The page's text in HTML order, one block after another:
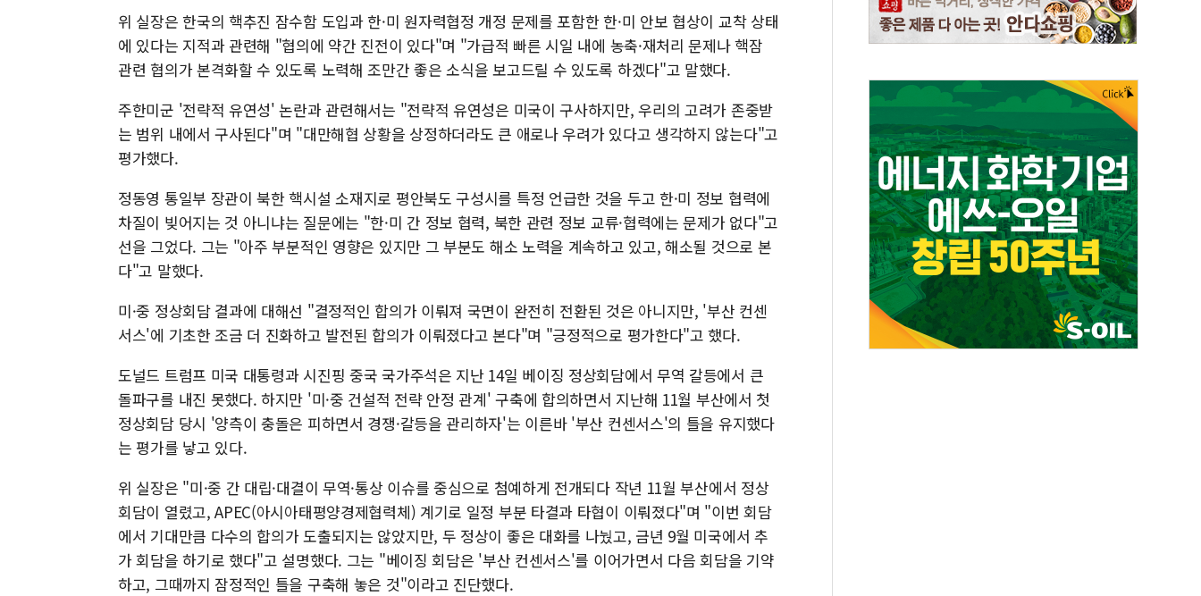
위 실장은 한국의 핵추진 잠수함 도입과 한·미 원자력협정 개정 문제를 포함한 한·미 안보 협상이 교착 상태
에 있다는 지적과 관련해 "협의에 약간 진전이 있다"며 "가급적 빠른 시일 내에 농축·재처리 문제나 핵잠
관련 협의가 본격화할 수 있도록 노력해 조만간 좋은 소식을 보고드릴 수 있도록 하겠다"고 말했다.
주한미군 '전략적 유연성' 논란과 관련해서는 "전략적 유연성은 미국이 구사하지만, 우리의 고려가 존중받
는 범위 내에서 구사된다"며 "대만해협 상황을 상정하더라도 큰 애로나 우려가 있다고 생각하지 않는다"고
평가했다.
정동영 통일부 장관이 북한 핵시설 소재지로 평안북도 구성시를 특정 언급한 것을 두고 한·미 정보 협력에
차질이 빚어지는 것 아니냐는 질문에는 "한·미 간 정보 협력, 북한 관련 정보 교류·협력에는 문제가 없다"고
선을 그었다. 그는 "아주 부분적인 영향은 있지만 그 부분도 해소 노력을 계속하고 있고, 해소될 것으로 본
다"고 말했다.
미·중 정상회담 결과에 대해선 "결정적인 합의가 이뤄져 국면이 완전히 전환된 것은 아니지만, '부산 컨센
서스'에 기초한 조금 더 진화하고 발전된 합의가 이뤄졌다고 본다"며 "긍정적으로 평가한다"고 했다.
도널드 트럼프 미국 대통령과 시진핑 중국 국가주석은 지난 14일 베이징 정상회담에서 무역 갈등에서 큰
돌파구를 내진 못했다. 하지만 '미·중 건설적 전략 안정 관계' 구축에 합의하면서 지난해 11월 부산에서 첫
정상회담 당시 '양측이 충돌은 피하면서 경쟁·갈등을 관리하자'는 이른바 '부산 컨센서스'의 틀을 유지했다
는 평가를 낳고 있다.
위 실장은 "미·중 간 대립·대결이 무역·통상 이슈를 중심으로 첨예하게 전개되다 작년 11월 부산에서 정상
회담이 열렸고, APEC(아시아태평양경제협력체) 계기로 일정 부분 타결과 타협이 이뤄졌다"며 "이번 회담
에서 기대만큼 다수의 합의가 도출되지는 않았지만, 두 정상이 좋은 대화를 나눴고, 금년 9월 미국에서 추
가 회담을 하기로 했다"고 설명했다. 그는 "베이징 회담은 '부산 컨센서스'를 이어가면서 다음 회담을 기약
하고, 그때까지 잠정적인 틀을 구축해 놓은 것"이라고 진단했다.